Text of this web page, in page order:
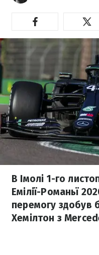
В Імолі 1-го
Емілії-Романьї
перемогу здобув
Хемілтон з